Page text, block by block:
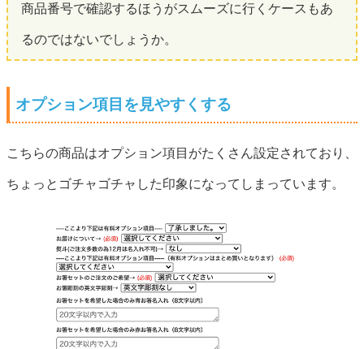
商品番号で確認するほうがスムーズに行くケースもあ
るのではないでしょうか。
オプション項目を見やすくする
こちらの商品はオプション項目がたくさん設定されており、
ちょっとゴチャゴチャした印象になってしまっています。